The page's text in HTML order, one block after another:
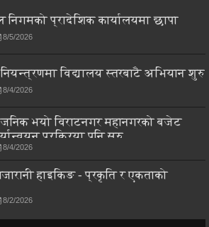
प्रादेशिक कार्यालयमा छापा
8/5/2026
विद्यालय स्तरबाटै अभियान शुरु
8/4/2026
भयो विराटनगर महानगरको बजेट
प्रक्रिया पनि सुरु
8/4/2026
हाइकिङ - प्रकृति र एकताको
8/2/2026